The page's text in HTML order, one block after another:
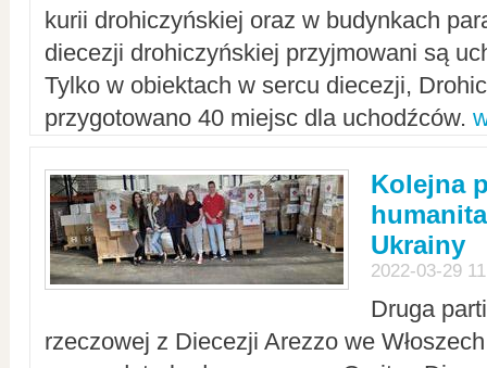
kurii drohiczyńskiej oraz w budynkach
diecezji drohiczyńskiej przyjmowani są
Tylko w obiektach w sercu diecezji,
przygotowano 40 miejsc dla uchodźców.
Kolejna
Ukrainy
2022-03-29
Druga
rzeczowej z Diecezji Arezzo we